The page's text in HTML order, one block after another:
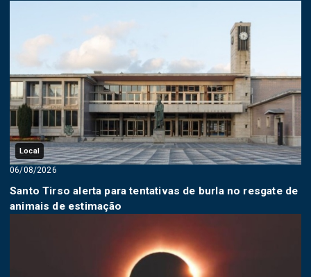
Local
06/08/2026
Santo Tirso alerta para tentativas de burla no resgate de
animais de estimação